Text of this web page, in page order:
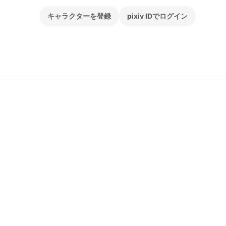
キャラクターを登録 pixiv IDでログイン